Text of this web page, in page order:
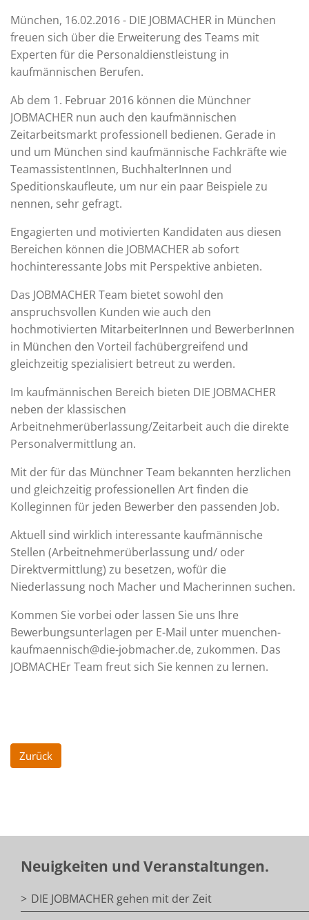
München, 16.02.2016 - DIE JOBMACHER in München
freuen sich über die Erweiterung des Teams mit
Experten für die Personaldienstleistung in
kaufmännischen Berufen.
Ab dem 1. Februar 2016 können die Münchner
JOBMACHER nun auch den kaufmännischen
Zeitarbeitsmarkt professionell bedienen. Gerade in
und um München sind kaufmännische Fachkräfte wie
TeamassistentInnen, BuchhalterInnen und
Speditionskaufleute, um nur ein paar Beispiele zu
nennen, sehr gefragt.
Engagierten und motivierten Kandidaten aus diesen
Bereichen können die JOBMACHER ab sofort
hochinteressante Jobs mit Perspektive anbieten.
Das JOBMACHER Team bietet sowohl den
anspruchsvollen Kunden wie auch den
hochmotivierten MitarbeiterInnen und BewerberInnen
in München den Vorteil fachübergreifend und
gleichzeitig spezialisiert betreut zu werden.
Im kaufmännischen Bereich bieten DIE JOBMACHER
neben der klassischen
Arbeitnehmerüberlassung/Zeitarbeit auch die direkte
Personalvermittlung an.
Mit der für das Münchner Team bekannten herzlichen
und gleichzeitig professionellen Art finden die
Kolleginnen für jeden Bewerber den passenden Job.
Aktuell sind wirklich interessante kaufmännische
Stellen (Arbeitnehmerüberlassung und/ oder
Direktvermittlung) zu besetzen, wofür die
Niederlassung noch Macher und Macherinnen suchen.
Kommen Sie vorbei oder lassen Sie uns Ihre
Bewerbungsunterlagen per E-Mail unter muenchen-
kaufmaennisch@die-jobmacher.de, zukommen. Das
JOBMACHEr Team freut sich Sie kennen zu lernen.
Zurück
Neuigkeiten und Veranstaltungen.
DIE JOBMACHER gehen mit der Zeit